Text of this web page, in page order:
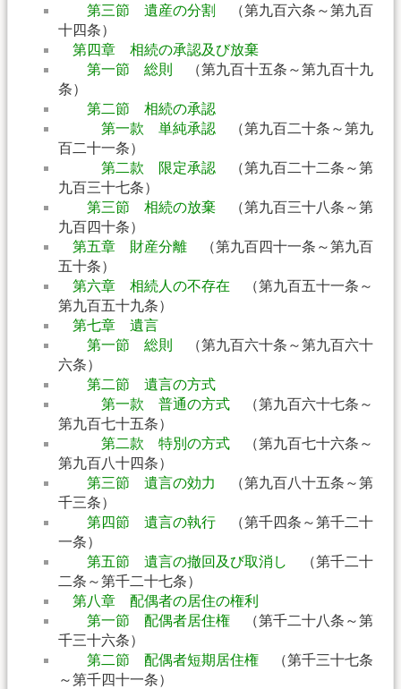
第三節 遺産の分割
（第九百六条～第九百
十四条）
第四章 相続の承認及び放棄
第一節 総則
（第九百十五条～第九百十九
条）
第二節 相続の承認
第一款 単純承認 （第九百二十条～第九
百二十一条）
第二款 限定承認 （第九百二十二条～第
九百三十七条）
第三節 相続の放棄 （第九百三十八条～第
九百四十条）
第五章 財産分離 （第九百四十一条～第九百
五十条）
第六章 相続人の不存在 （第九百五十一条～
第九百五十九条）
第七章 遺言
第一節 総則
（第九百六十条～第九百六十
六条）
第二節 遺言の方式
第一款 普通の方式 （第九百六十七条～
第九百七十五条）
第二款 特別の方式 （第九百七十六条～
第九百八十四条）
第三節 遺言の効力
（第九百八十五条～第
千三条）
第四節 遺言の執行 （第千四条～第千二十
一条）
第五節 遺言の撤回及び取消し
（第千二十
二条～第千二十七条）
第八章 配偶者の居住の権利
第一節 配偶者居住権 （第千二十八条～第
千三十六条）
第二節 配偶者短期居住権 （第千三十七条
～第千四十一条）